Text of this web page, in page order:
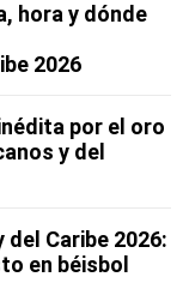
hora y dónde
2026
por el oro
y del
Caribe 2026:
en béisbol